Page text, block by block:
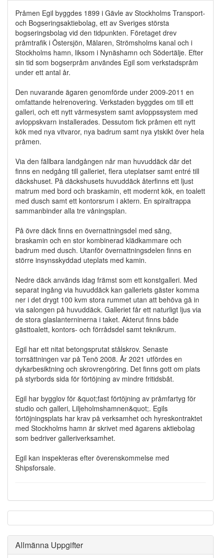
Pråmen Egil byggdes 1899 i Gävle av Stockholms Transport-
och Bogseringsaktiebolag, ett av Sveriges största
bogseringsbolag vid den tidpunkten. Företaget drev
pråmtrafik i Östersjön, Mälaren, Strömsholms kanal och i
Stockholms hamn, liksom i Nynäshamn och Södertälje. Efter
sin tid som bogserpråm användes Egil som verkstadspråm
under ett antal år.
Den nuvarande ägaren genomförde under 2009-2011 en
omfattande helrenovering. Verkstaden byggdes om till ett
galleri, och ett nytt värmesystem samt avloppssystem med
avloppskvarn installerades. Dessutom fick pråmen ett nytt
kök med nya vitvaror, nya badrum samt nya ytskikt över hela
pråmen.
Via den fällbara landgången når man huvuddäck där det
finns en nedgång till galleriet, flera uteplatser samt entré till
däckshuset. På däckshusets huvuddäck återfinns ett ljust
matrum med bord och braskamin, ett modernt kök, en toalett
med dusch samt ett kontorsrum i aktern. En spiraltrappa
sammanbinder alla tre våningsplan.
På övre däck finns en övernattningsdel med säng,
braskamin och en stor kombinerad klädkammare och
badrum med dusch. Utanför övernattningsdelen finns en
större insynsskyddad uteplats med kamin.
Nedre däck används idag främst som ett konstgalleri. Med
separat ingång via huvuddäck kan galleriets gäster komma
ner i det drygt 100 kvm stora rummet utan att behöva gå in
via salongen på huvuddäck. Galleriet får ett naturligt ljus via
de stora glaslanterninerna i taket. Akterut finns både
gästtoalett, kontors- och förrådsdel samt teknikrum.
Egil har ett nitat betongsprutat stålskrov. Senaste
torrsättningen var på Tenö 2008. År 2021 utfördes en
dykarbesiktning och skrovrengöring. Det finns gott om plats
på styrbords sida för förtöjning av mindre fritidsbåt.
Egil har bygglov för &quot;fast förtöjning av pråmfartyg för
studio och galleri, Liljeholmshamnen&quot;. Egils
förtöjningsplats har krav på verksamhet och hyreskontraktet
med Stockholms hamn är skrivet med ägarens aktiebolag
som bedriver galleriverksamhet.
Egil kan inspekteras efter överenskommelse med
Shipsforsale.
Allmänna Uppgifter